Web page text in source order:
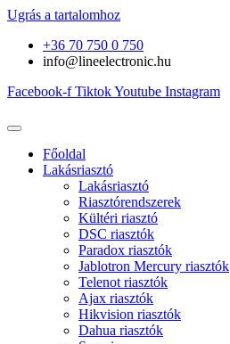
Ugrás a tartalomhoz
+36 70 750 0 750
info@lineelectronic.hu
Facebook-f TiktokYoutube Instagram
Főoldal
Lakásriasztó
Lakásriasztó
Riasztórendszerek
Kültéri riasztó
DSC riasztók
Paradox riasztók
Jablotron Mercury riasztók
Telenot riasztók
Ajax riasztók
Hikvision riasztók
Dahua riasztók